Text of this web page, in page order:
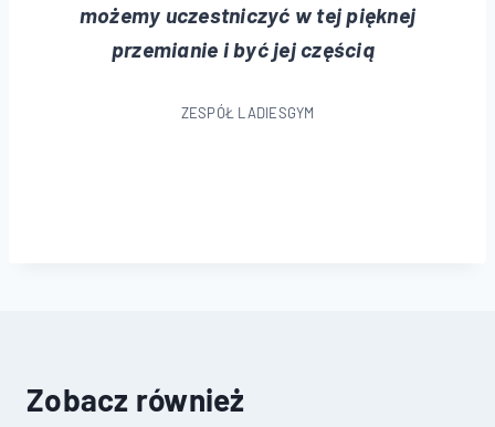
możemy uczestniczyć w tej pięknej
przemianie i być jej częścią
ZESPÓŁ LADIESGYM
Zobacz również